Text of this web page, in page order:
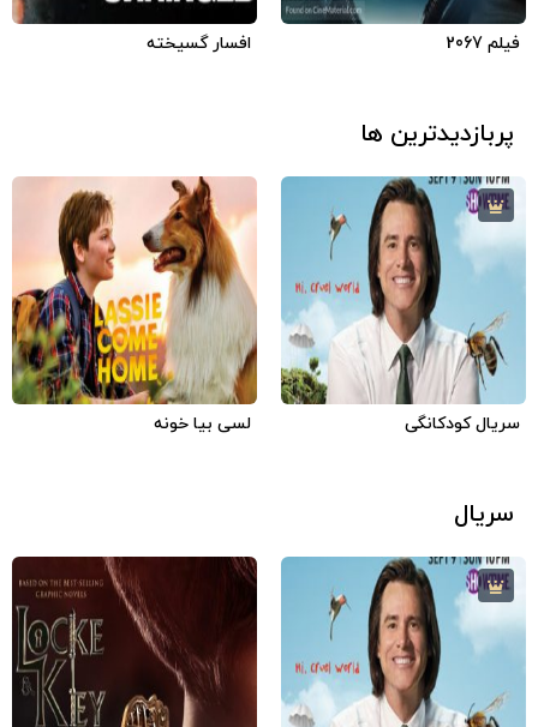
آمریکا فارسی
فیلم 2067 افسار گسیخته
پربازدیدترین ها
6.1
2018 آمریکا فارسی
سریال کودکانگی
4.4
7.6
2020 آمریکا فارسی
لسی بیا خونه
سریال
6.1
4
7.6